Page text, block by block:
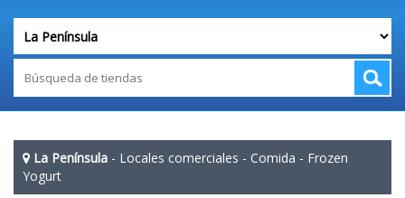
La Península - Locales comerciales - Comida - Frozen
Yogurt